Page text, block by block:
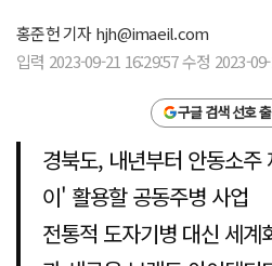
홍준헌 기자hjh@imaeil.com
입력 2023-09-21 16:29:57 수정 2023-
구글 검색 선호
경북도, 내년부터 안동소
이' 활용할 공동주병 사업
전통적 도자기병 대신 세계